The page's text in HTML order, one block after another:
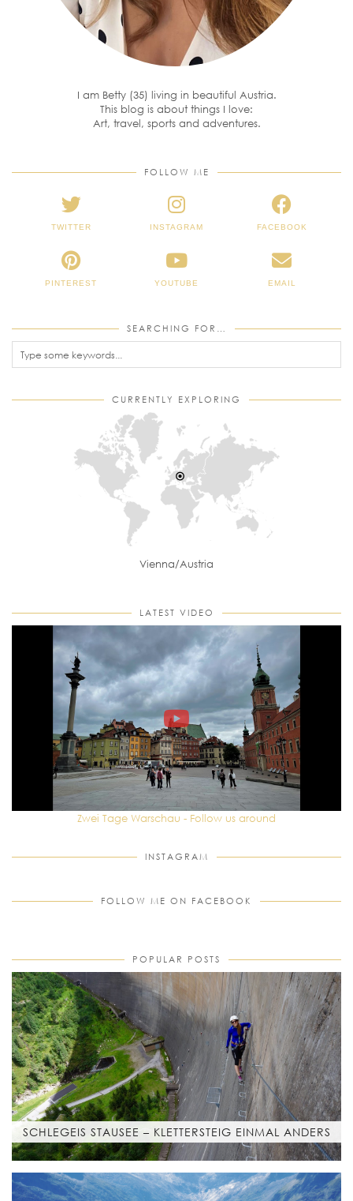
I am Betty (35) living in beautiful Austria.
This blog is about things I love:
Art, travel, sports and adventures.
FOLLOW ME
TWITTER INSTAGRAM FACEBOOK
PINTEREST YOUTUBE EMAIL
SEARCHING FOR…
CURRENTLY EXPLORING
Vienna/Austria
LATEST VIDEO
Zwei Tage Warschau - Follow us around
INSTAGRAM
FOLLOW ME ON FACEBOOK
POPULAR POSTS
SCHLEGEIS STAUSEE – KLETTERSTEIG EINMAL ANDERS